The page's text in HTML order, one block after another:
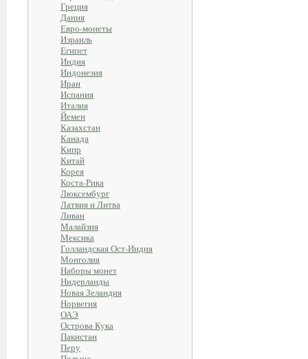
Греция
Дания
Евро-монеты
Израиль
Египет
Индия
Индонезия
Иран
Испания
Италия
Йемен
Казахстан
Канада
Кипр
Китай
Корея
Коста-Рика
Люксембург
Латвия и Литва
Ливан
Малайзия
Мексика
Голландская Ост-Индия
Монголия
Наборы монет
Нидерланды
Новая Зеландия
Норвегия
ОАЭ
Острова Кука
Пакистан
Перу